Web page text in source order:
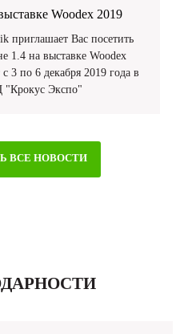
Woodex 2019
приглашает Вас посетить
1.4 на выставке Woodex
3 по 6 декабря 2019 года в
Экспо"
ВСЕ НОВОСТИ